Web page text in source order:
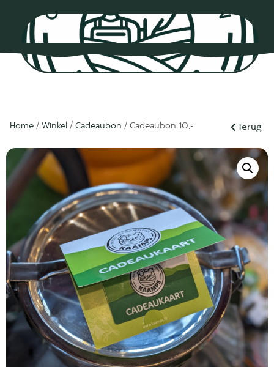
0
Home / Winkel / Cadeaubon / Cadeaubon 10,- Terug